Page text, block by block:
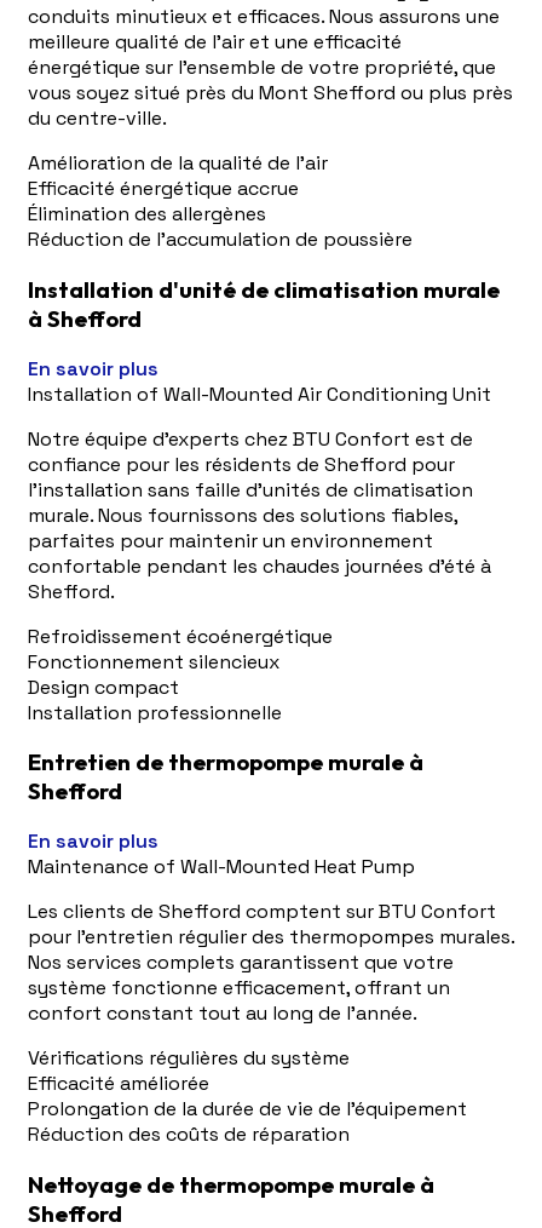
conduits minutieux et efficaces. Nous assurons une
meilleure qualité de l'air et une efficacité
énergétique sur l'ensemble de votre propriété, que
vous soyez situé près du Mont Shefford ou plus près
du centre-ville.
Amélioration de la qualité de l'air
Efficacité énergétique accrue
Élimination des allergènes
Réduction de l'accumulation de poussière
Installation d'unité de climatisation murale
à Shefford
En savoir plus
Installation of Wall-Mounted Air Conditioning Unit
Notre équipe d'experts chez BTU Confort est de
confiance pour les résidents de Shefford pour
l'installation sans faille d'unités de climatisation
murale. Nous fournissons des solutions fiables,
parfaites pour maintenir un environnement
confortable pendant les chaudes journées d'été à
Shefford.
Refroidissement écoénergétique
Fonctionnement silencieux
Design compact
Installation professionnelle
Entretien de thermopompe murale à
Shefford
En savoir plus
Maintenance of Wall-Mounted Heat Pump
Les clients de Shefford comptent sur BTU Confort
pour l'entretien régulier des thermopompes murales.
Nos services complets garantissent que votre
système fonctionne efficacement, offrant un
confort constant tout au long de l'année.
Vérifications régulières du système
Efficacité améliorée
Prolongation de la durée de vie de l'équipement
Réduction des coûts de réparation
Nettoyage de thermopompe murale à
Shefford